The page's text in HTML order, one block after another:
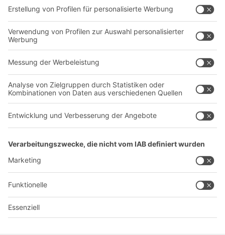
Dienstleistungen
Unternehmen
Über uns
Produktionsstandorte
Karriere
Follow us
YOUR LIFE.
+49 (6753) 122-922